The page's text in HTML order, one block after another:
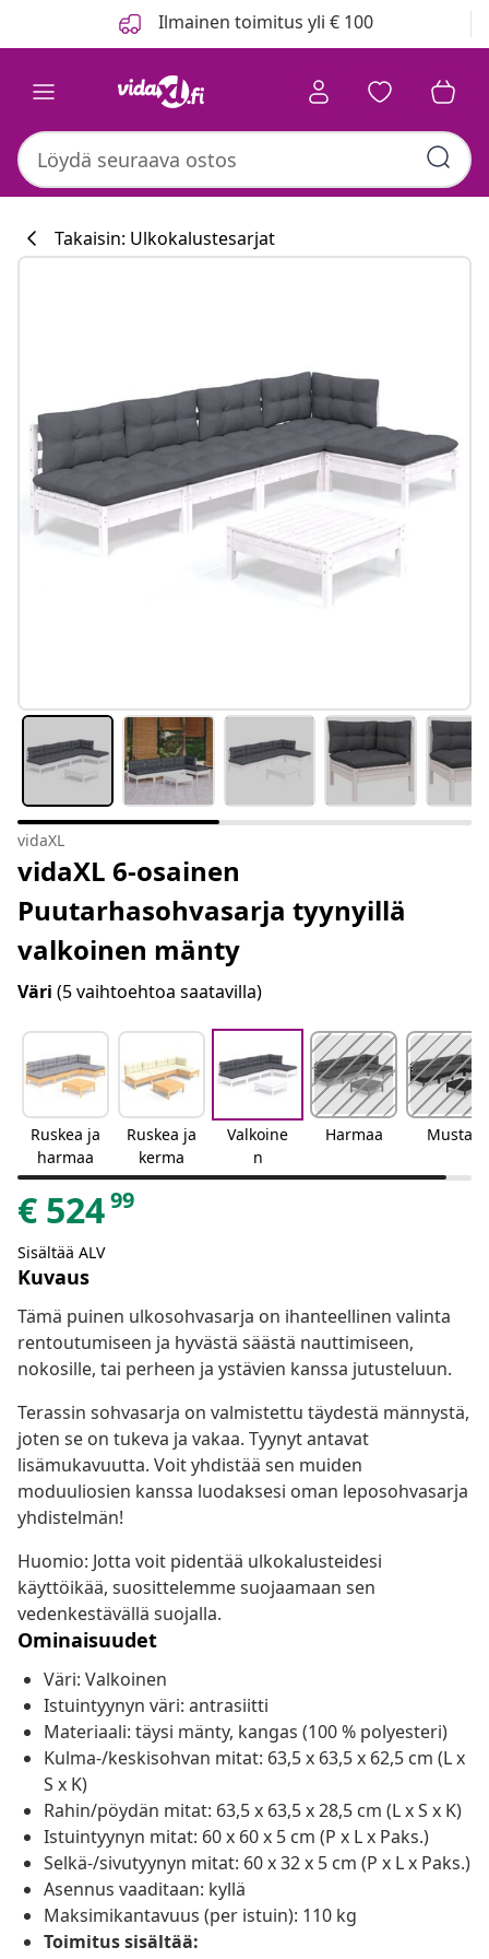
Ilmainen toimitus yli € 100
#sharemevidaxl
Takaisin: Ulkokalustesarjat
vidaXL
vidaXL 6-osainen
Puutarhasohvasarja tyynyillä
valkoinen mänty
Väri (5 vaihtoehtoa saatavilla)
Ruskea ja
harmaa
Ruskea ja
kerma
Valkoine
n
Harmaa Musta
€ 52499
Sisältää ALV
Kuvaus
Tämä puinen ulkosohvasarja on ihanteellinen valinta
rentoutumiseen ja hyvästä säästä nauttimiseen,
nokosille, tai perheen ja ystävien kanssa jutusteluun.
Terassin sohvasarja on valmistettu täydestä männystä,
joten se on tukeva ja vakaa. Tyynyt antavat
lisämukavuutta. Voit yhdistää sen muiden
moduuliosien kanssa luodaksesi oman leposohvasarja
yhdistelmän!
Huomio: Jotta voit pidentää ulkokalusteidesi
käyttöikää, suosittelemme suojaamaan sen
vedenkestävällä suojalla.
Ominaisuudet
Väri: Valkoinen
Istuintyynyn väri: antrasiitti
Materiaali: täysi mänty, kangas (100 % polyesteri)
Kulma-/keskisohvan mitat: 63,5 x 63,5 x 62,5 cm (L x
S x K)
Rahin/pöydän mitat: 63,5 x 63,5 x 28,5 cm (L x S x K)
Istuintyynyn mitat: 60 x 60 x 5 cm (P x L x Paks.)
Selkä-/sivutyynyn mitat: 60 x 32 x 5 cm (P x L x Paks.)
Asennus vaaditaan: kyllä
Maksimikantavuus (per istuin): 110 kg
Toimitus sisältää: